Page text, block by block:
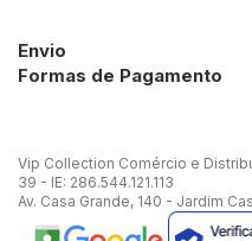
Envio
Formas de Pagamento
Vip Collection Comércio e
39 - IE: 286.544.121.113
Av. Casa Grande, 140 - Jardim